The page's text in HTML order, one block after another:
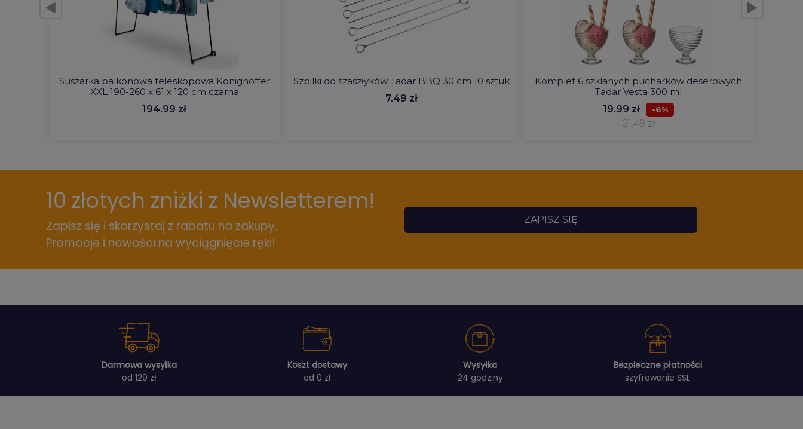
Suszarka balkonowa teleskopowa Konighoffer
XXL 190-260 x 61 x 120 cm czarna
194.99 zł
Szpilki do szaszłyków Tadar BBQ 30 cm 10 sztuk
7.49 zł
Komplet 6 szklanych pucharków deserowych
Tadar Vesta 300 ml
19.99 zł
-6%
21.49 zł
10 złotych zniżki z Newsletterem!
Zapisz się i skorzystaj z rabatu na zakupy.
Promocje i nowości na wyciągnięcie ręki!
ZAPISZ SIĘ
Darmowa wysyłka
od 129 zł
Koszt dostawy
od 0 zł
Wysyłka
24 godziny
Bezpieczne płatności
szyfrowanie SSL